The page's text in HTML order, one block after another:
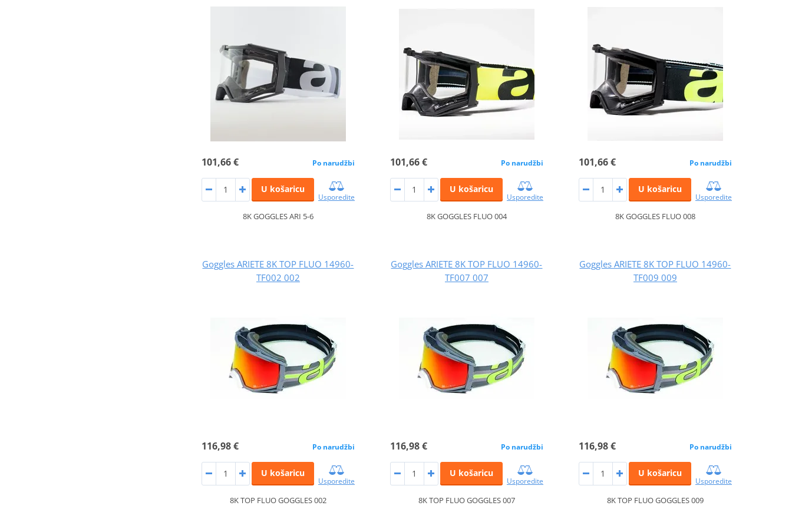
101,66 € Po narudžbi
U košaricu
Usporedite
8K GOGGLES ARI 5-6
101,66 € Po narudžbi
U košaricu
Usporedite
8K GOGGLES FLUO 004
101,66 € Po narudžbi
U košaricu
Usporedite
8K GOGGLES FLUO 008
Goggles ARIETE 8K TOP FLUO 14960-
TF002 002
116,98 € Po narudžbi
U košaricu
Usporedite
8K TOP FLUO GOGGLES 002
Goggles ARIETE 8K TOP FLUO 14960-
TF007 007
116,98 € Po narudžbi
U košaricu
Usporedite
8K TOP FLUO GOGGLES 007
Goggles ARIETE 8K TOP FLUO 14960-
TF009 009
116,98 € Po narudžbi
U košaricu
Usporedite
8K TOP FLUO GOGGLES 009